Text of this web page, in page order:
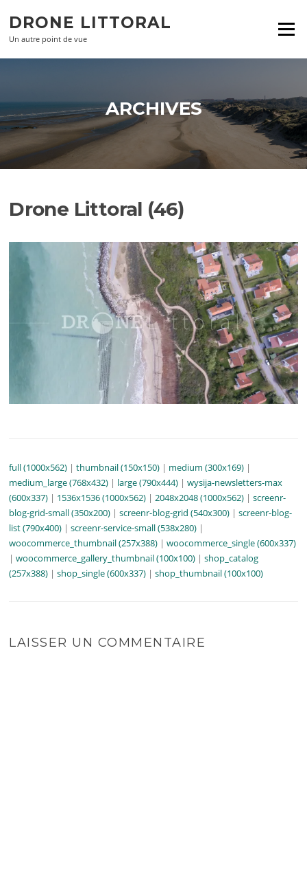
contenu
DRONE LITTORAL
Un autre point de vue
Menu
ARCHIVES
Drone Littoral (46)
full (1000x562) |thumbnail (150x150) | medium (300x169) |
medium_large (768x432) | large (790x444) |wysija-newsletters-max
(600x337) | 1536x1536 (1000x562) |2048x2048 (1000x562) |screenr-
blog-grid-small (350x200) |screenr-blog-grid (540x300) |screenr-blog-
list (790x400) |screenr-service-small (538x280) |
woocommerce_thumbnail (257x388) |woocommerce_single (600x337)
|woocommerce_gallery_thumbnail (100x100) |shop_catalog
(257x388) |shop_single (600x337) |shop_thumbnail (100x100)
LAISSER UN COMMENTAIRE